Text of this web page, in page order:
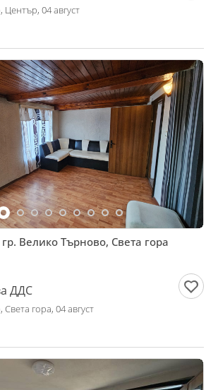
04 август
Велико Търново, Света гора
ДДС
гора, 04 август